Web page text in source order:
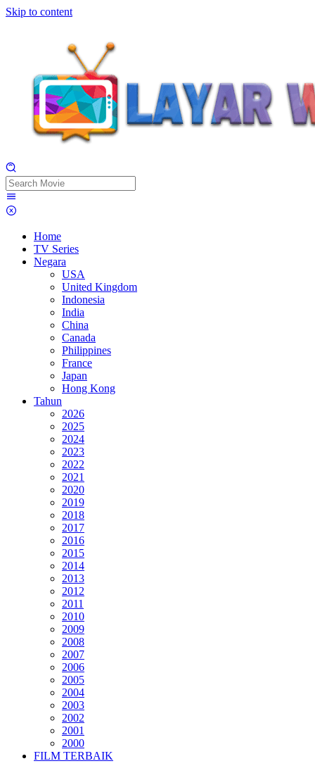
Skip to content
Home
TV Series
Negara
USA
United Kingdom
Indonesia
India
China
Canada
Philippines
France
Japan
Hong Kong
Tahun
2026
2025
2024
2023
2022
2021
2020
2019
2018
2017
2016
2015
2014
2013
2012
2011
2010
2009
2008
2007
2006
2005
2004
2003
2002
2001
2000
FILM TERBAIK